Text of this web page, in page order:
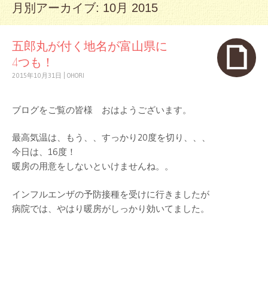
月別アーカイブ: 10月 2015
五郎丸が付く地名が富山県に
4つも！
2015年10月31日 OHORI
ブログをご覧の皆様 おはようございます。
最高気温は、もう、、すっかり20度を切り、、、
今日は、16度！
暖房の用意をしないといけませんね。。
インフルエンザの予防接種を受けに行きましたが
病院では、やはり暖房がしっかり効いてました。